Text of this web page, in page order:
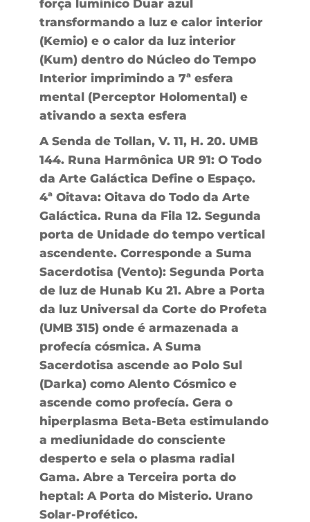
força lumínico Duar azul
transformando a luz e calor interior
(Kemio) e o calor da luz interior
(Kum) dentro do Núcleo do Tempo
Interior imprimindo a 7ª esfera
mental (Perceptor Holomental) e
ativando a sexta esfera
A Senda de Tollan, V. 11, H. 20. UMB
144. Runa Harmônica UR 91: O Todo
da Arte Galáctica Define o Espaço.
4ª Oitava: Oitava do Todo da Arte
Galáctica. Runa da Fila 12. Segunda
porta de Unidade do tempo vertical
ascendente. Corresponde a Suma
Sacerdotisa (Vento): Segunda Porta
de luz de Hunab Ku 21. Abre a Porta
da luz Universal da Corte do Profeta
(UMB 315) onde é armazenada a
profecía cósmica. A Suma
Sacerdotisa ascende ao Polo Sul
(Darka) como Alento Cósmico e
ascende como profecía. Gera o
hiperplasma Beta-Beta estimulando
a mediunidade do consciente
desperto e sela o plasma radial
Gama. Abre a Terceira porta do
heptal: A Porta do Misterio. Urano
Solar-Profético.